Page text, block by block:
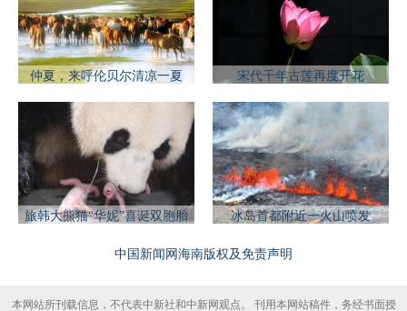
仲夏，来呼伦贝尔清凉一夏 宋代千年古莲再度开花
旅韩大熊猫“华妮”喜诞双胞胎 冰岛首都附近一火山喷发
中国新闻网海南版权及免责声明
本网站所刊载信息，不代表中新社和中新网观点。 刊用本网站稿件，务经书面授